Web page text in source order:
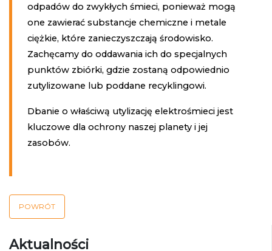
Aktualności
odpadów do zwykłych śmieci, ponieważ mogą
one zawierać substancje chemiczne i metale
ciężkie, które zanieczyszczają środowisko.
Zachęcamy do oddawania ich do specjalnych
punktów zbiórki, gdzie zostaną odpowiednio
zutylizowane lub poddane recyklingowi.
Dbanie o właściwą utylizację elektrośmieci jest
kluczowe dla ochrony naszej planety i jej
zasobów.
POWRÓT